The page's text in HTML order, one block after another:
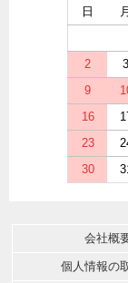
日
2
3
9
16
23
30
会社概
個人情報の